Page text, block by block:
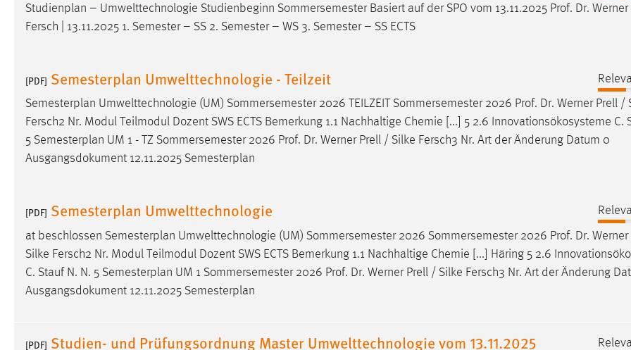
Studienplan – Umwelttechnologie Studienbeginn Sommersemester Basiert auf der SPO vom 13.11.2025 Prof. Dr. Werner
Fersch | 13.11.2025 1. Semester – SS 2. Semester – WS 3. Semester – SS ECTS
[PDF] Semesterplan Umwelttechnologie - Teilzeit
Semesterplan Umwelttechnologie (UM) Sommersemester 2026 TEILZEIT Sommersemester 2026 Prof. Dr. Werner Prell /
Fersch2 Nr. Modul Teilmodul Dozent SWS ECTS Bemerkung 1.1 Nachhaltige Chemie [...] 5 2.6 Innovationsökosysteme C.
5 Semesterplan UM 1 - TZ Sommersemester 2026 Prof. Dr. Werner Prell / Silke Fersch3 Nr. Art der Änderung Datum 0
Ausgangsdokument 12.11.2025 Semesterplan
[PDF] Semesterplan Umwelttechnologie
at beschlossen Semesterplan Umwelttechnologie (UM) Sommersemester 2026 Sommersemester 2026 Prof. Dr.
Silke Fersch2 Nr. Modul Teilmodul Dozent SWS ECTS Bemerkung 1.1 Nachhaltige Chemie [...] Häring 5 2.6
C. Stauf N. N. 5 Semesterplan UM 1 Sommersemester 2026 Prof. Dr. Werner Prell / Silke Fersch3 Nr. Art der Änderung
Ausgangsdokument 12.11.2025 Semesterplan
[PDF] Studien- und Prüfungsordnung Master Umwelttechnologie vom 13.11.2025